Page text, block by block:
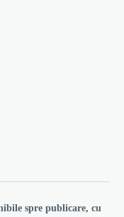
spre publicare, cu